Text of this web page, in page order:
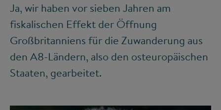
Ja, wir haben vor sieben Jahren am
fiskalischen Effekt der Öffnung
Großbritanniens für die Zuwanderung aus
den A8-Ländern, also den osteuropäischen
Staaten, gearbeitet.